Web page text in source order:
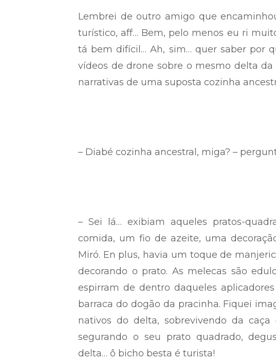
Lembrei de outro amigo que
turístico, aff… Bem, pelo menos eu ri
tá bem difícil… Ah, sim… quer saber por
vídeos de drone sobre o mesmo delta
narrativas de uma suposta cozinha
– Diabé cozinha ancestral, miga? –
– Sei lá… exibiam aqueles pratos-
comida, um fio de azeite, uma
Miró. En plus, havia um toque de
decorando o prato. As melecas são
espirram de dentro daqueles
barraca do dogão da pracinha. Fiquei
nativos do delta, sobrevivendo da
segurando o seu prato quadrado,
delta… ô bicho besta é turista!